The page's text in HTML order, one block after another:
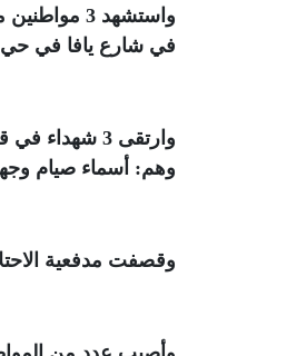
واستشهد
في شارع يافا في
وارتقى 3
وهم: أسماء صيام
وقصفت مدفعية